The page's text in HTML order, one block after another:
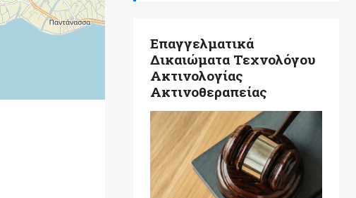
Επαγγελματικά
Δικαιώματα Τεχνολόγου
Ακτινολογίας
Ακτινοθεραπείας